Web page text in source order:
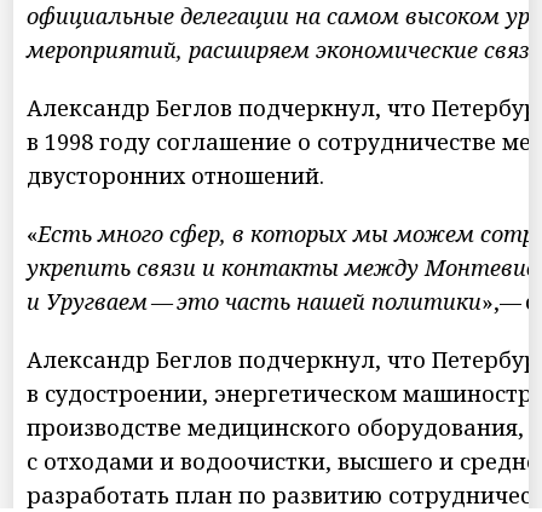
официальные делегации на самом высоком
мероприятий, расширяем экономические
Александр Беглов подчеркнул, что
в 1998 году соглашение о сотрудничестве
двусторонних отношений.
«Есть много сфер, в которых мы можем
укрепить связи и контакты между
и Уругваем — это часть нашей политики»,—
Александр Беглов подчеркнул, что
в судостроении, энергетическом
производстве медицинского
с отходами и водоочистки, высшего и
разработать план по развитию